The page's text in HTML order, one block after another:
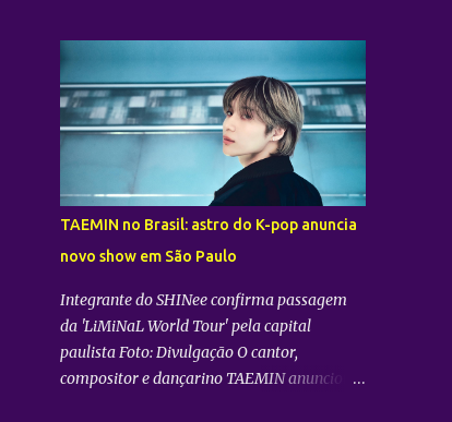
ainda terão 20% de desconto na compra do
sabor durante o perí...
Cheese — novidade marcada pela
combinação de um empanado de queijo
mussarela, o Queijo Crispy Seara, com
molho levemente agridoce. A novidade é a
aposta para dar continuidade ao sucesso da
plataforma The Kings e consolidar o
posicionamento da rede em indulgência no
mercado premium. Para marcar a chegada
do produto de forma divertida e engajar os
consumidores, o BK® preparou uma ação
interativa e exclusiva para o canal BK®
Drive. Das 00h do dia 3 de agosto até as
TAEMIN no Brasil: astro do K-pop anuncia
novo show em São Paulo
Integrante do SHINee confirma passagem
da 'LiMiNaL World Tour' pela capital
paulista Foto: Divulgação O cantor,
compositor e dançarino TAEMIN anunciou